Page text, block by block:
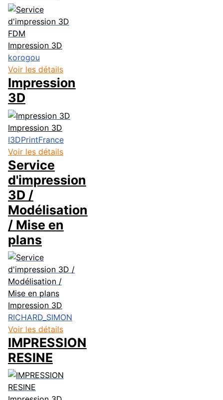
Impression 3D
korogou
Voir les détails
Impression
3D
Impression 3D
I3DPrintFrance
Voir les détails
Service
d'impression
3D /
Modélisation
/ Mise en
plans
Impression 3D
RICHARD_SIMON
Voir les détails
IMPRESSION
RESINE